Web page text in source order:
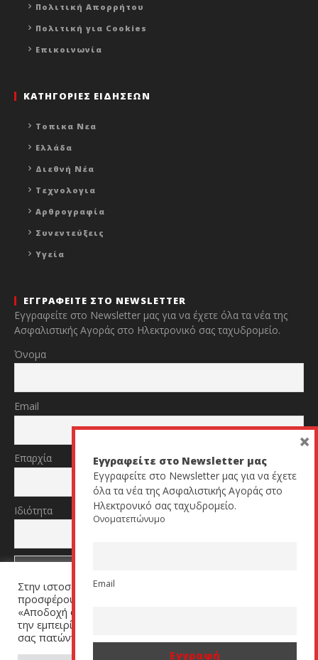
Πολιτική Απορρήτου
Πολιτική για Cookies
Επικοινωνία
ΚΑΤΗΓΟΡΙΕΣ ΕΙΔΗΣΕΩΝ
Τοπικα Νεα
Ελλάδα
Διεθνή Νέα
Τεχνολογια
Αρθρογραφία
Συνεντεύξεις
Υγεία
ΕΓΓΡΑΦΕΙΤΕ ΣΤΟ NEWSLETTER
Εγγραφείτε στο Newsletter μας για να έχετε όλα τα νέα της
Ασφαλιστικής Αγοράς στο Ηλεκτρονικό σας ταχυδρομείο.
Όνομα
Email
Επαρχία
Ιδιότητα
TikTok
YouTube
All Rights Reserved by cyprusinsurancenews.com
Στην ιστοσελίδα μας χρησιμοποιούμε cookies για να σας
προσφέρουμε μία εξατομικευμένη εμπειρία. Πατήστε
«Αποδοχή όλων» για να μας βοηθήσετε να βελτιώσουμε
την εμπειρία σας. Μπορείτε να αλλάξετε τις ρυθμίσεις
σας πατώντας στον σύνδεσμο (link) «Ρυθμίσεις Cookies».
Εγγραφείτε στο Newsletter μας
Εγγραφείτε στο Newsletter μας για να έχετε
όλα τα νέα της Ασφαλιστικής Αγοράς στο
Ηλεκτρονικό σας ταχυδρομείο.
Ονοματεπώνυμο
Email
×